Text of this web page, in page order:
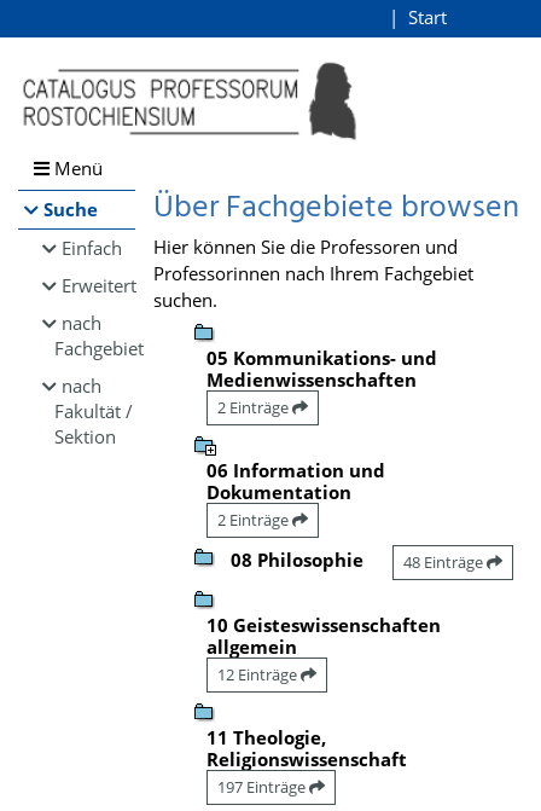
Browsen
direkt zum Inhalt
Start
Menü
Suche
Einfach
Erweitert
nach
Fachgebiet
nach
Fakultät /
Sektion
Über Fachgebiete browsen
Hier können Sie die Professoren und
Professorinnen nach Ihrem Fachgebiet
suchen.
05 Kommunikations- und
Medienwissenschaften
2 Einträge
06 Information und
Dokumentation
2 Einträge
08 Philosophie 48 Einträge
10 Geisteswissenschaften
allgemein
12 Einträge
11 Theologie,
Religionswissenschaft
197 Einträge